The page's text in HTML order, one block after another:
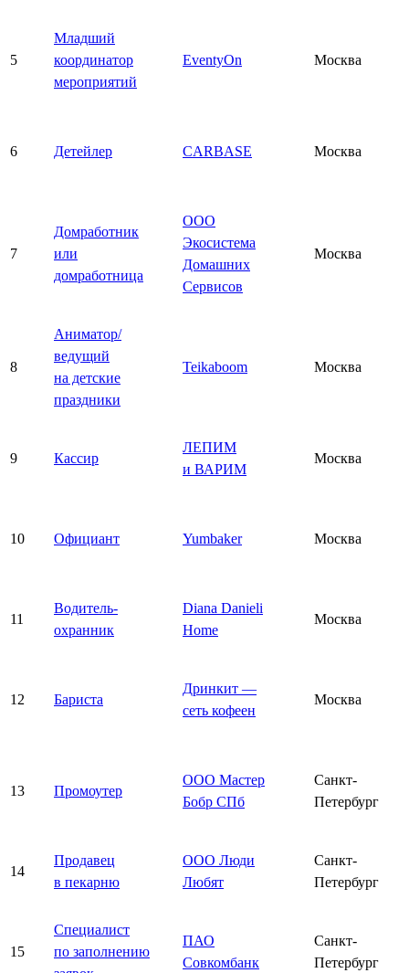
5
Младший
координатор
мероприятий
EventyOn Москва
6 Детейлер CARBASE Москва
7
Домработник
или
домработница
ООО
Экосистема
Домашних
Сервисов
Москва
8
Аниматор/
ведущий
на детские
праздники
Teikaboom Москва
9 Кассир
ЛЕПИМ
и ВАРИМ
Москва
10 Официант Yumbaker Москва
11
Водитель-
охранник
Diana Danieli
Home
Москва
12 Бариста
Дринкит —
сеть кофеен
Москва
13 Промоутер
ООО Мастер
Бобр СПб
Санкт-
Петербург
14
Продавец
в пекарню
ООО Люди
Любят
Санкт-
Петербург
15
Специалист
по заполнению
ПАО
Совкомбанк
Санкт-
Петербург